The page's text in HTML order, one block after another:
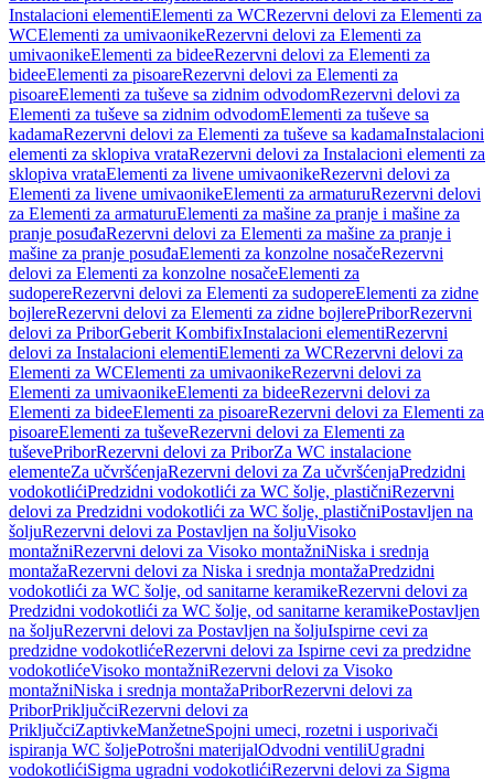
Instalacioni elementiElementi za WCRezervni delovi za Elementi za
WCElementi za umivaonikeRezervni delovi za Elementi za
umivaonikeElementi za bideeRezervni delovi za Elementi za
bideeElementi za pisoareRezervni delovi za Elementi za
pisoareElementi za tuševe sa zidnim odvodomRezervni delovi za
Elementi za tuševe sa zidnim odvodomElementi za tuševe sa
kadamaRezervni delovi za Elementi za tuševe sa kadamaInstalacioni
elementi za sklopiva vrataRezervni delovi za Instalacioni elementi za
sklopiva vrataElementi za livene umivaonikeRezervni delovi za
Elementi za livene umivaonikeElementi za armaturuRezervni delovi
za Elementi za armaturuElementi za mašine za pranje i mašine za
pranje posuđaRezervni delovi za Elementi za mašine za pranje i
mašine za pranje posuđaElementi za konzolne nosačeRezervni
delovi za Elementi za konzolne nosačeElementi za
sudopereRezervni delovi za Elementi za sudopereElementi za zidne
bojlereRezervni delovi za Elementi za zidne bojlerePriborRezervni
delovi za PriborGeberit KombifixInstalacioni elementiRezervni
delovi za Instalacioni elementiElementi za WCRezervni delovi za
Elementi za WCElementi za umivaonikeRezervni delovi za
Elementi za umivaonikeElementi za bideeRezervni delovi za
Elementi za bideeElementi za pisoareRezervni delovi za Elementi za
pisoareElementi za tuševeRezervni delovi za Elementi za
tuševePriborRezervni delovi za PriborZa WC instalacione
elementeZa učvršćenjaRezervni delovi za Za učvršćenjaPredzidni
vodokotlićiPredzidni vodokotlići za WC šolje, plastičniRezervni
delovi za Predzidni vodokotlići za WC šolje, plastičniPostavljen na
šoljuRezervni delovi za Postavljen na šoljuVisoko
montažniRezervni delovi za Visoko montažniNiska i srednja
montažaRezervni delovi za Niska i srednja montažaPredzidni
vodokotlići za WC šolje, od sanitarne keramikeRezervni delovi za
Predzidni vodokotlići za WC šolje, od sanitarne keramikePostavljen
na šoljuRezervni delovi za Postavljen na šoljuIspirne cevi za
predzidne vodokotlićeRezervni delovi za Ispirne cevi za predzidne
vodokotlićeVisoko montažniRezervni delovi za Visoko
montažniNiska i srednja montažaPriborRezervni delovi za
PriborPriključciRezervni delovi za
PriključciZaptivkeManžetneSpojni umeci, rozetni i usporivači
ispiranja WC šoljePotrošni materijalOdvodni ventiliUgradni
vodokotlićiSigma ugradni vodokotlićiRezervni delovi za Sigma